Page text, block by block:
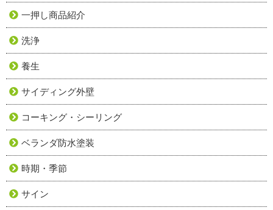
一押し商品紹介
洗浄
養生
サイディング外壁
コーキング・シーリング
ベランダ防水塗装
時期・季節
サイン